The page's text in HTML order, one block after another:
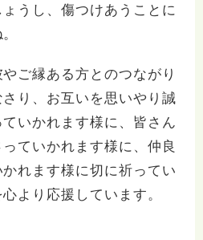
うし、傷つけあうことに
ご縁ある方とのつながり
り、お互いを思いやり誠
いかれます様に、皆さん
ていかれます様に、仲良
れます様に切に祈ってい
より応援しています。